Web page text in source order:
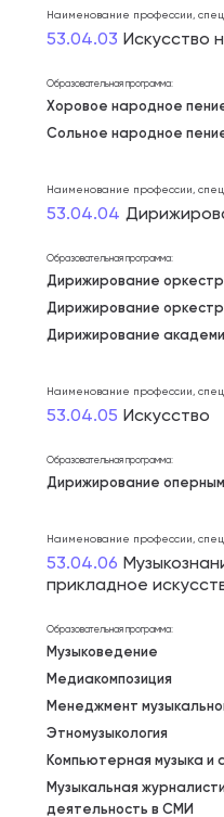
Наименование профессии,
53.04.03 Искусство
Образовательная программа:
Хоровое народное
Сольное народное
Наименование профессии,
53.04.04
Образовательная программа:
Дирижирование
Дирижирование
Дирижирование
Наименование профессии,
53.04.05 Искусство
Образовательная программа:
Дирижирование
Наименование профессии,
53.04.06
прикладное
Образовательная программа:
Музыковедение
Медиакомпозиция
Менеджмент
Этномузыкология
Компьютерная музыка и
Музыкальная
деятельность в СМИ